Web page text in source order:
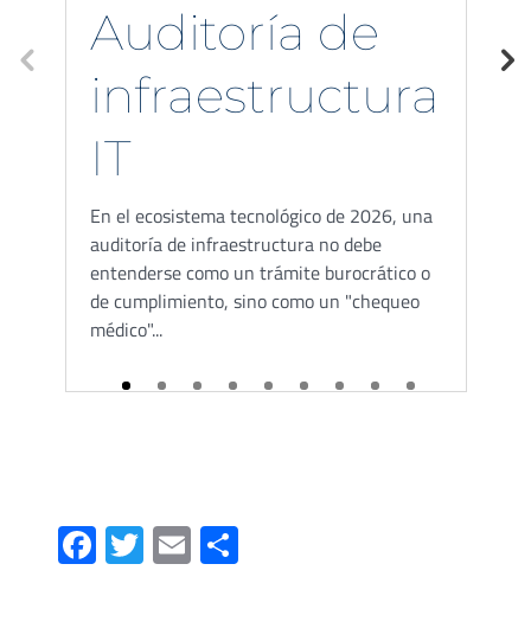
Auditoría de
infraestructura
IT
En el ecosistema tecnológico de 2026, una
auditoría de infraestructura no debe
entenderse como un trámite burocrático o
de cumplimiento, sino como un "chequeo
médico"...
Fa
ce
T
wi
E
m
C
o